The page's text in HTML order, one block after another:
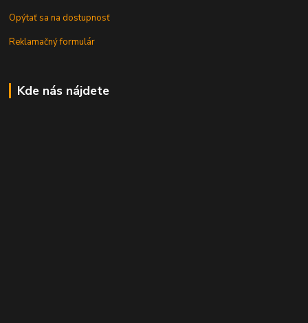
Opýtať sa na dostupnosť
Reklamačný formulár
Kde nás nájdete